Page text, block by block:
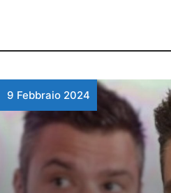
9 Febbraio 2024